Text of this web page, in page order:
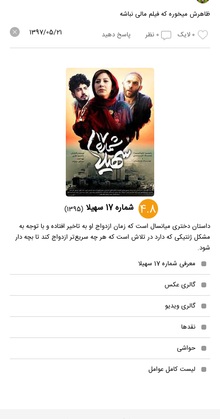
ظاهرش میخوره که فیلم مالی نباشه
0 لایک 0 نظر پاسخ دهید 1397/05/21
4.8 شماره 17 سهیلا
(1395)
داستان دختری میانسال است که زمان ازدواج او به تاخیر افتاده و با توجه به
مشکل ژنتیکی که دارد در تلاش است که هر چه سریع‌تر ازدواج کند تا بچه دار
شود.
معرفی شماره 17 سهیلا
گالری عکس
گالری ویدیو
نقدها
حواشی
لیست کامل عوامل